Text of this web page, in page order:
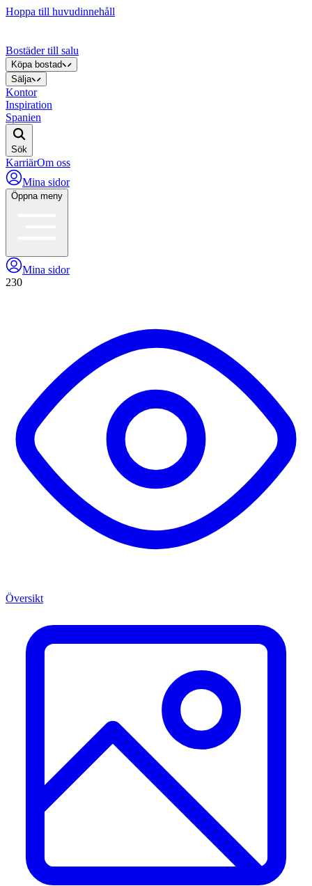
Hoppa till huvudinnehåll
Bostäder till salu
Köpa bostad
Sälja
Kontor
Inspiration
Spanien
Sök
KarriärOm oss
Mina sidor
Öppna meny
Mina sidor
230
Översikt